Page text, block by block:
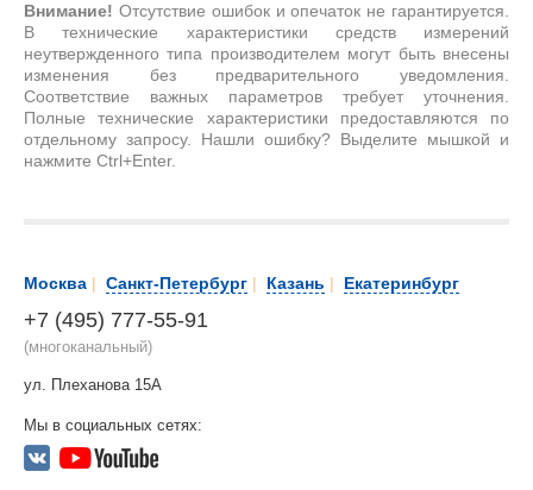
Внимание! Отсутствие ошибок и опечаток не гарантируется.
В технические характеристики средств измерений
неутвержденного типа производителем могут быть внесены
изменения без предварительного уведомления.
Соответствие важных параметров требует уточнения.
Полные технические характеристики предоставляются по
отдельному запросу. Нашли ошибку? Выделите мышкой и
нажмите Ctrl+Enter.
Москва | Санкт-Петербург | Казань | Екатеринбург
+7 (495) 777-55-91
(многоканальный)
ул. Плеханова 15А
Мы в социальных сетях: